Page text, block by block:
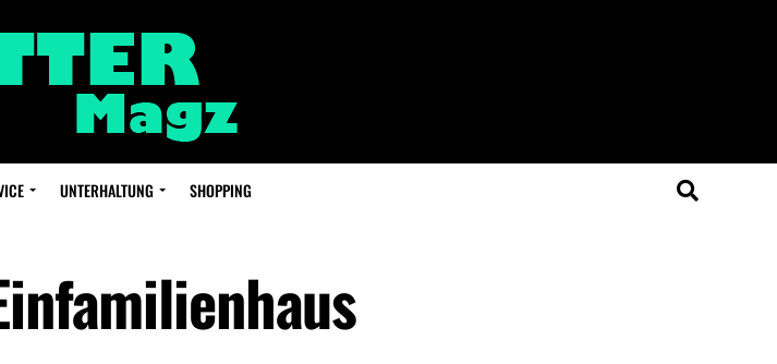
UNTERHALTUNG SHOPPING